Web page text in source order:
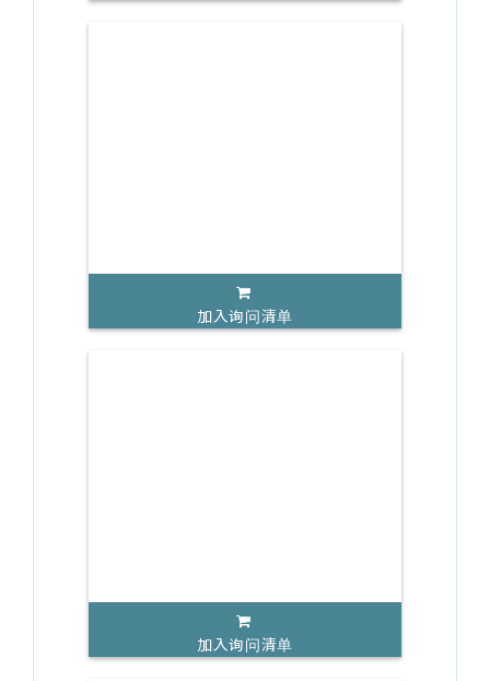
加入询问清单
加入询问清单